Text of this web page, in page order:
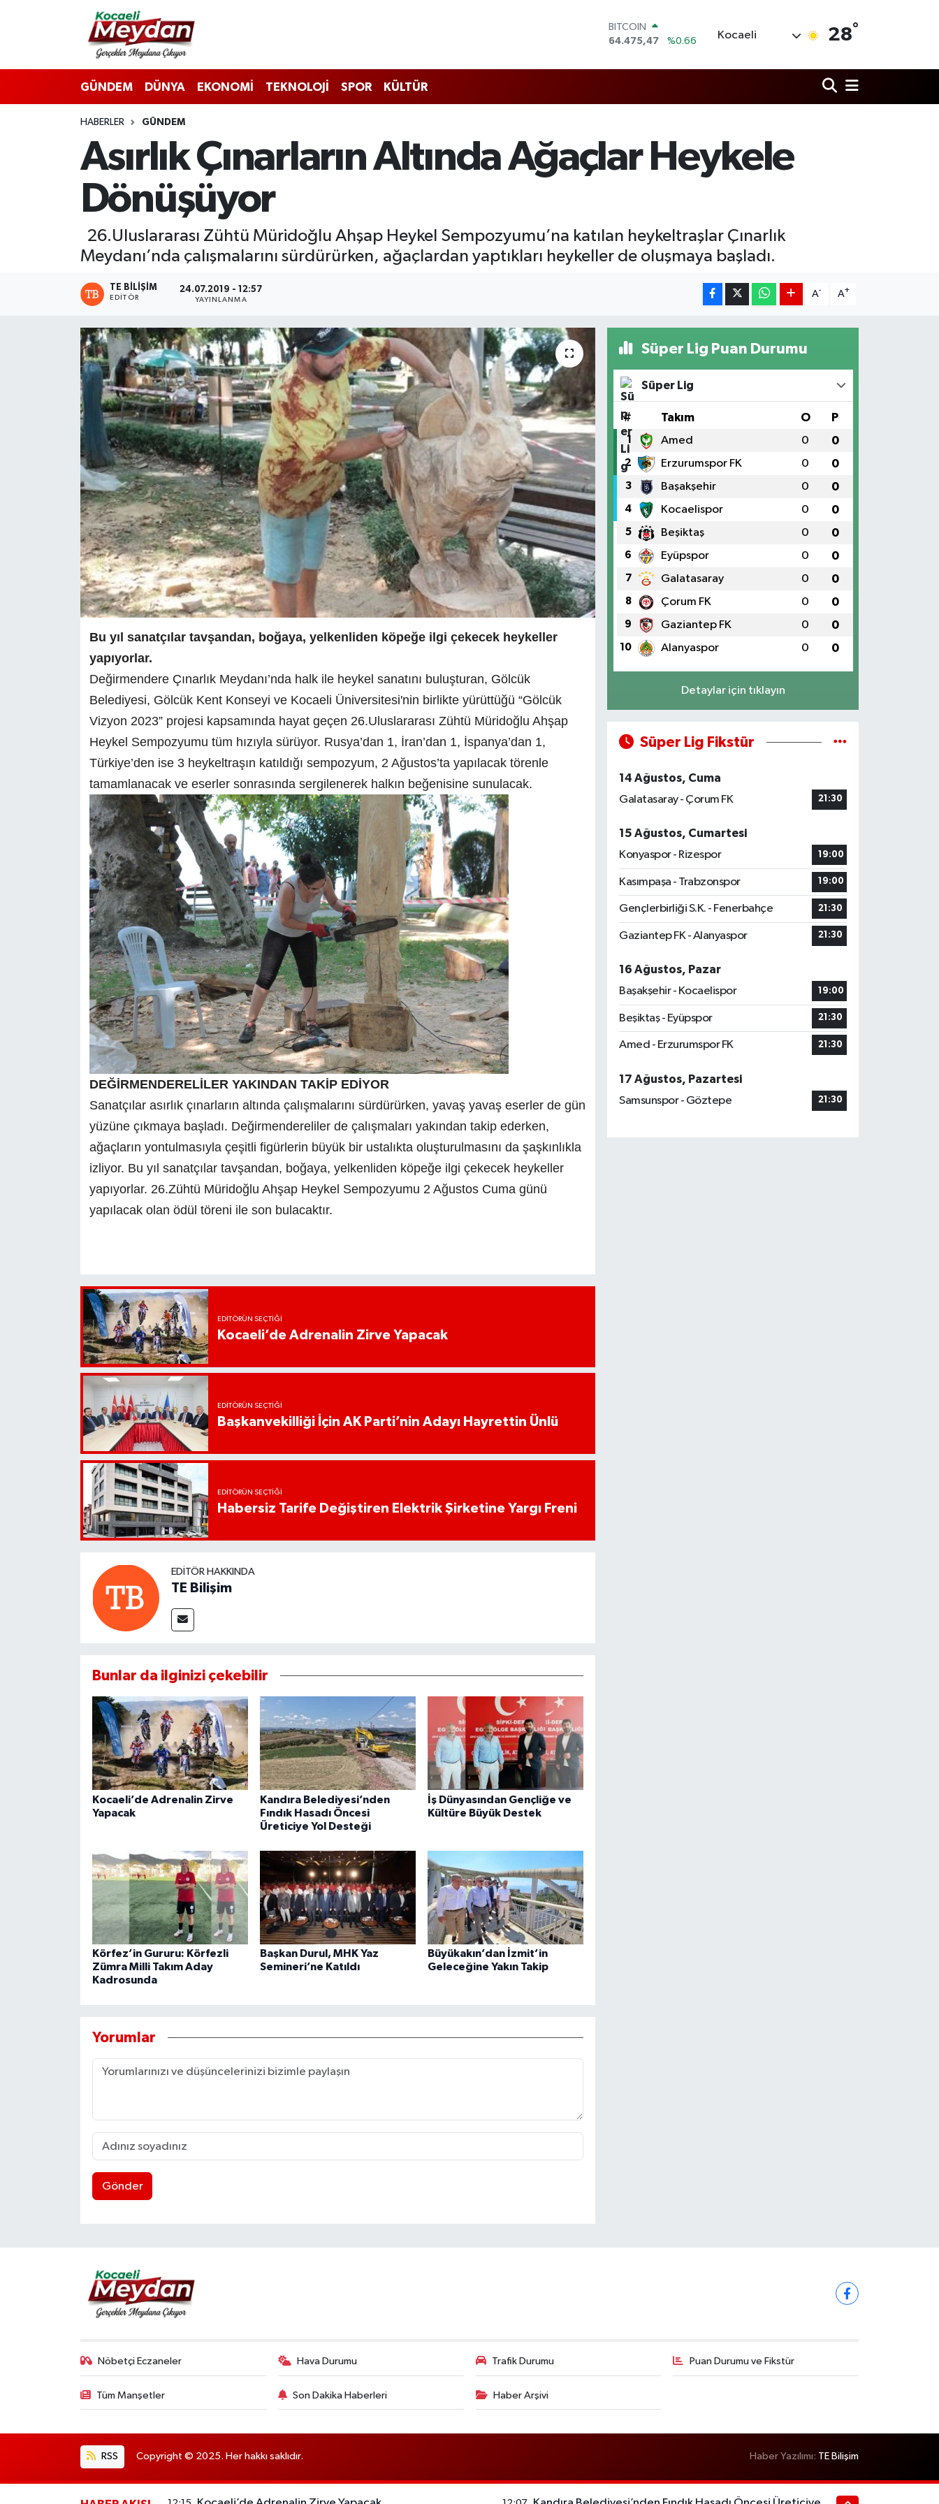
DOLAR
47,5986
%0.06
55,0700
%0.1
13.703
%0
Kocaeli 28°
GÜNDEM DÜNYA EKONOMİ TEKNOLOJİ SPOR KÜLTÜR
HABERLER GÜNDEM
Asırlık Çınarların Altında Ağaçlar Heykele
Dönüşüyor
26.Uluslararası Zühtü Müridoğlu Ahşap Heykel Sempozyumu’na katılan heykeltraşlar Çınarlık
Meydanı’nda çalışmalarını sürdürürken, ağaçlardan yaptıkları heykeller de oluşmaya başladı.
TE BILIŞIM
EDITÖR
24.07.2019 - 12:57
YAYINLANMA
A- A+
Bu yıl sanatçılar tavşandan, boğaya, yelkenliden köpeğe ilgi çekecek heykeller
yapıyorlar.
Değirmendere Çınarlık Meydanı’nda halk ile heykel sanatını buluşturan, Gölcük
Belediyesi, Gölcük Kent Konseyi ve Kocaeli Üniversitesi'nin birlikte yürüttüğü “Gölcük
Vizyon 2023” projesi kapsamında hayat geçen 26.Uluslararası Zühtü Müridoğlu Ahşap
Heykel Sempozyumu tüm hızıyla sürüyor. Rusya’dan 1, İran’dan 1, İspanya’dan 1,
Türkiye’den ise 3 heykeltraşın katıldığı sempozyum, 2 Ağustos’ta yapılacak törenle
tamamlanacak ve eserler sonrasında sergilenerek halkın beğenisine sunulacak.
DEĞİRMENDERELİLER YAKINDAN TAKİP EDİYOR
Sanatçılar asırlık çınarların altında çalışmalarını sürdürürken, yavaş yavaş eserler de gün
yüzüne çıkmaya başladı. Değirmendereliler de çalışmaları yakından takip ederken,
ağaçların yontulmasıyla çeşitli figürlerin büyük bir ustalıkta oluşturulmasını da şaşkınlıkla
izliyor. Bu yıl sanatçılar tavşandan, boğaya, yelkenliden köpeğe ilgi çekecek heykeller
yapıyorlar. 26.Zühtü Müridoğlu Ahşap Heykel Sempozyumu 2 Ağustos Cuma günü
yapılacak olan ödül töreni ile son bulacaktır.
EDITÖRÜN SEÇTIĞI
Kocaeli’de Adrenalin Zirve Yapacak
EDITÖRÜN SEÇTIĞI
Başkanvekilliği İçin AK Parti’nin Adayı Hayrettin Ünlü
EDITÖRÜN SEÇTIĞI
Habersiz Tarife Değiştiren Elektrik Şirketine Yargı Freni
EDITÖR HAKKINDA
TE Bilişim
Bunlar da ilginizi çekebilir
Kocaeli’de Adrenalin Zirve
Yapacak
Kandıra Belediyesi’nden
Fındık Hasadı Öncesi
Üreticiye Yol Desteği
İş Dünyasından Gençliğe ve
Kültüre Büyük Destek
Körfez’in Gururu: Körfezli
Zümra Milli Takım Aday
Kadrosunda
Başkan Durul, MHK Yaz
Semineri’ne Katıldı
Büyükakın’dan İzmit’in
Geleceğine Yakın Takip
Yorumlar
Gönder
Süper Lig Puan Durumu
Süper Lig
# Takım O P
1 Amed 0 0
2 Erzurumspor FK 0 0
3 Başakşehir 0 0
4 Kocaelispor 0 0
5 Beşiktaş 0 0
6 Eyüpspor 0 0
7 Galatasaray 0 0
8 Çorum FK 0 0
9 Gaziantep FK 0 0
10 Alanyaspor 0 0
Detaylar için tıklayın
Süper Lig Fikstür
14 Ağustos, Cuma
Galatasaray - Çorum FK
21:30
15 Ağustos, Cumartesi
Konyaspor - Rizespor
19:00
Kasımpaşa - Trabzonspor 19:00
Gençlerbirliği S.K. - Fenerbahçe 21:30
Gaziantep FK - Alanyaspor 21:30
16 Ağustos, Pazar
Başakşehir - Kocaelispor
19:00
Beşiktaş - Eyüpspor 21:30
Amed - Erzurumspor FK 21:30
17 Ağustos, Pazartesi
Samsunspor - Göztepe
21:30
Nöbetçi Eczaneler Hava Durumu Trafik Durumu Puan Durumu ve Fikstür
Tüm Manşetler Son Dakika Haberleri Haber Arşivi
RSS Copyright © 2025. Her hakkı saklıdır. Haber Yazılımı: TE Bilişim
Nöbetçi Eczaneler
Hava Durumu
Trafik Durumu
Süper Lig Puan Durumu ve Fikstür
Tüm Manşetler
Son Dakika Haberleri
Haber Arşivi